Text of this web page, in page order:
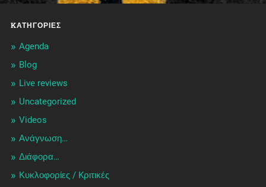
KΑΤΗΓΟΡΊΕΣ
Agenda
Blog
Live reviews
Uncategorized
Videos
Ανάγνωση…
Διάφορα…
Κυκλοφορίες / Kριτικές